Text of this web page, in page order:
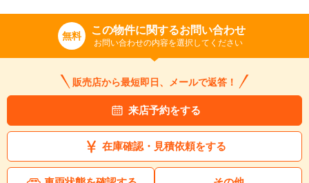
無料 この物件に関するお問い合わせ
お問い合わせの内容を選択してください
販売店から最短即日、メールで返答！
来店予約をする
在庫確認・見積依頼をする